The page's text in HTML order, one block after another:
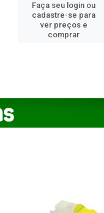
Faça seu login ou
cadastre-se para
ver preços e
comprar